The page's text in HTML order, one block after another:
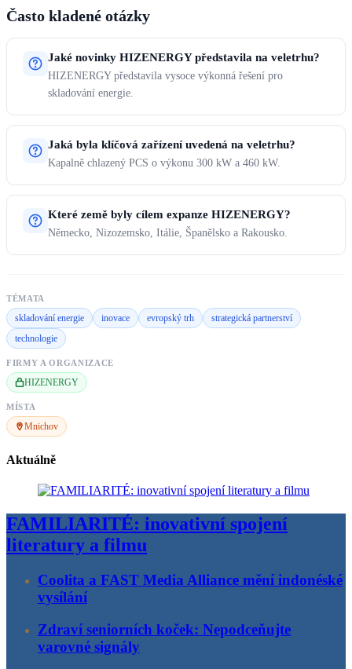
Často kladené otázky
Jaké novinky HIZENERGY představila na veletrhu?
HIZENERGY představila vysoce výkonná řešení pro
skladování energie.
Jaká byla klíčová zařízení uvedená na veletrhu?
Kapalně chlazený PCS o výkonu 300 kW a 460 kW.
Které země byly cílem expanze HIZENERGY?
Německo, Nizozemsko, Itálie, Španělsko a Rakousko.
TÉMATA
skladování energie inovace evropský trh
strategická partnerství
technologie
FIRMY A ORGANIZACE
HIZENERGY
MÍSTA
Mnichov
Aktuálně
FAMILIARITÉ: inovativní spojení
literatury a filmu
Coolita a FAST Media Alliance mění indonéské
vysílání
Zdraví seniorních koček: Nepodceňujte
varovné signály